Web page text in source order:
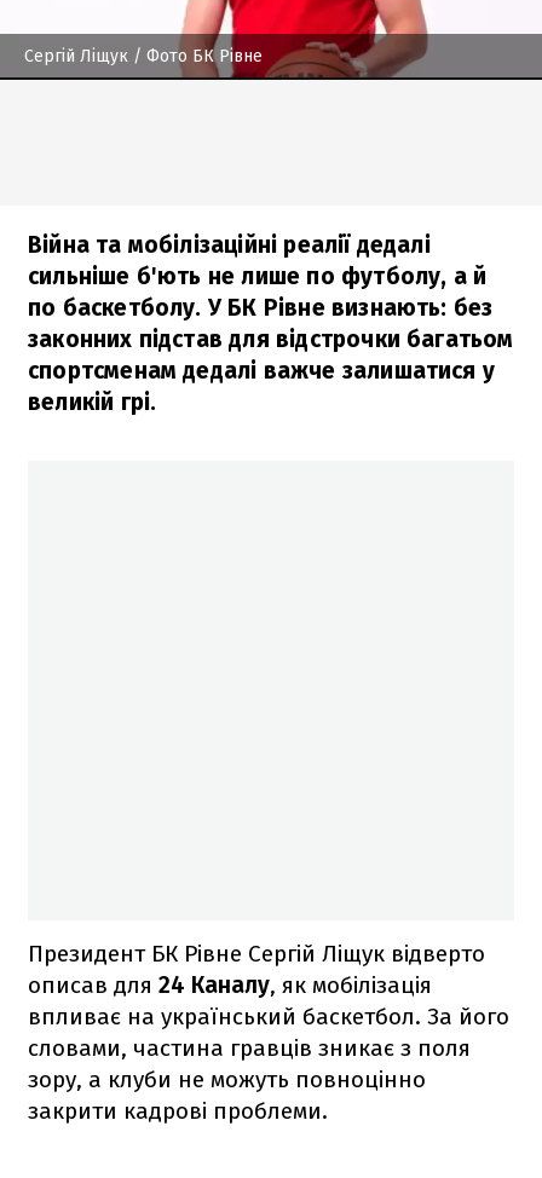
Сергій Ліщук / Фото БК Рівне
Війна та мобілізаційні реалії дедалі
сильніше б'ють не лише по футболу, а й
по баскетболу. У БК Рівне визнають: без
законних підстав для відстрочки багатьом
спортсменам дедалі важче залишатися у
великій грі.
Президент БК Рівне Сергій Ліщук відверто
описав для 24 Каналу, як мобілізація
впливає на український баскетбол. За його
словами, частина гравців зникає з поля
зору, а клуби не можуть повноцінно
закрити кадрові проблеми.